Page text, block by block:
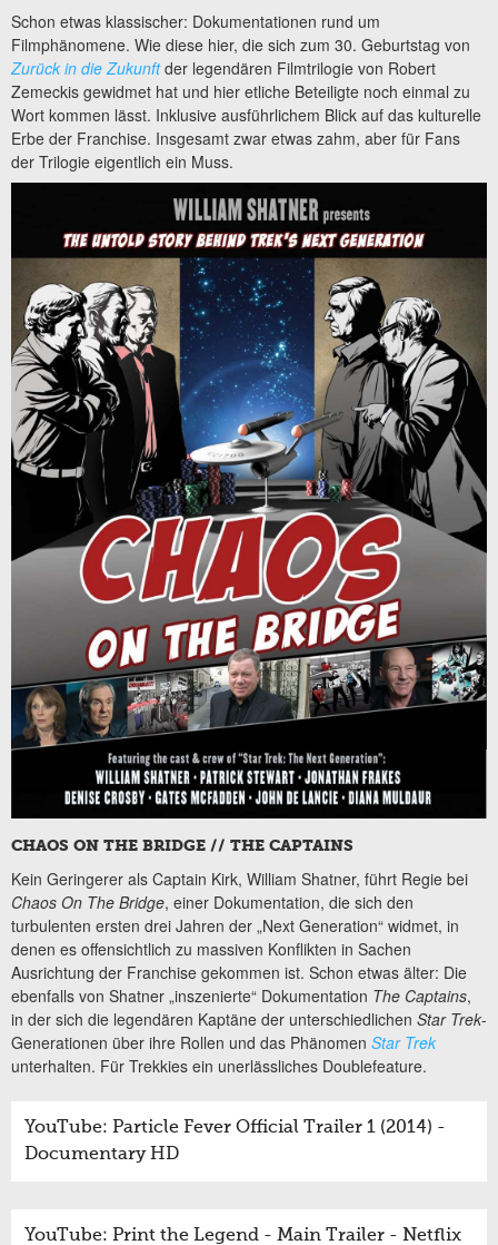
Schon etwas klassischer: Dokumentationen rund um
Filmphänomene. Wie diese hier, die sich zum 30. Geburtstag von
Zurück in die Zukunftder legendären Filmtrilogie von Robert
Zemeckis gewidmet hat und hier etliche Beteiligte noch einmal zu
Wort kommen lässt. Inklusive ausführlichem Blick auf das kulturelle
Erbe der Franchise. Insgesamt zwar etwas zahm, aber für Fans
der Trilogie eigentlich ein Muss.
CHAOS ON THE BRIDGE // THE CAPTAINS
Kein Geringerer als Captain Kirk, William Shatner, führt Regie bei
Chaos On The Bridge, einer Dokumentation, die sich den
turbulenten ersten drei Jahren der „Next Generation“ widmet, in
denen es offensichtlich zu massiven Konflikten in Sachen
Ausrichtung der Franchise gekommen ist. Schon etwas älter: Die
ebenfalls von Shatner „inszenierte“ Dokumentation The Captains,
in der sich die legendären Kaptäne der unterschiedlichen Star Trek-
Generationen über ihre Rollen und das Phänomen Star Trek
unterhalten. Für Trekkies ein unerlässliches Doublefeature.
YouTube: Particle Fever Official Trailer 1 (2014) -
Documentary HD
YouTube: Print the Legend - Main Trailer - Netflix